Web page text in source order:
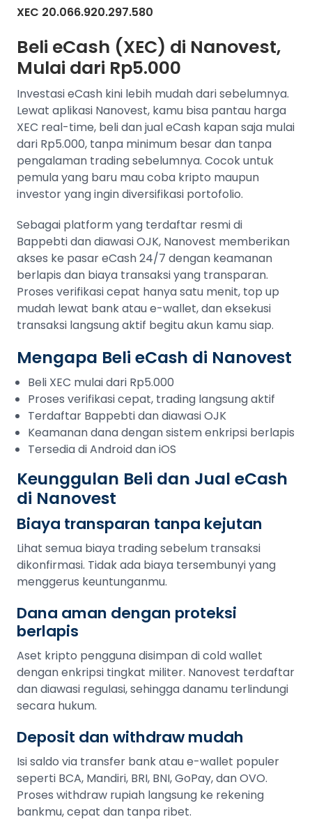
XEC 20.066.920.297.580
Beli eCash (XEC) di Nanovest,
Mulai dari Rp5.000
Investasi eCash kini lebih mudah dari sebelumnya.
Lewat aplikasi Nanovest, kamu bisa pantau harga
XEC real-time, beli dan jual eCash kapan saja mulai
dari Rp5.000, tanpa minimum besar dan tanpa
pengalaman trading sebelumnya. Cocok untuk
pemula yang baru mau coba kripto maupun
investor yang ingin diversifikasi portofolio.
Sebagai platform yang terdaftar resmi di
Bappebti dan diawasi OJK, Nanovest memberikan
akses ke pasar eCash 24/7 dengan keamanan
berlapis dan biaya transaksi yang transparan.
Proses verifikasi cepat hanya satu menit, top up
mudah lewat bank atau e-wallet, dan eksekusi
transaksi langsung aktif begitu akun kamu siap.
Mengapa Beli eCash di Nanovest
Beli XEC mulai dari Rp5.000
Proses verifikasi cepat, trading langsung aktif
Terdaftar Bappebti dan diawasi OJK
Keamanan dana dengan sistem enkripsi berlapis
Tersedia di Android dan iOS
Keunggulan Beli dan Jual eCash
di Nanovest
Biaya transparan tanpa kejutan
Lihat semua biaya trading sebelum transaksi
dikonfirmasi. Tidak ada biaya tersembunyi yang
menggerus keuntunganmu.
Dana aman dengan proteksi
berlapis
Aset kripto pengguna disimpan di cold wallet
dengan enkripsi tingkat militer. Nanovest terdaftar
dan diawasi regulasi, sehingga danamu terlindungi
secara hukum.
Deposit dan withdraw mudah
Isi saldo via transfer bank atau e-wallet populer
seperti BCA, Mandiri, BRI, BNI, GoPay, dan OVO.
Proses withdraw rupiah langsung ke rekening
bankmu, cepat dan tanpa ribet.